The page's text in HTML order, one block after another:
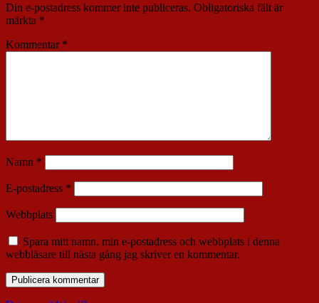
Din e-postadress kommer inte publiceras. Obligatoriska fält är
märkta *
Kommentar *
Namn *
E-postadress *
Webbplats
Spara mitt namn, min e-postadress och webbplats i denna
webbläsare till nästa gång jag skriver en kommentar.